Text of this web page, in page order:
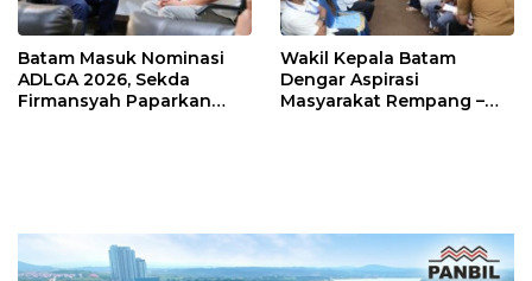
Batam Masuk Nominasi
ADLGA 2026, Sekda
Firmansyah Paparkan
Wakil Kepala Batam
Dengar Aspirasi
Masyarakat Rempang –